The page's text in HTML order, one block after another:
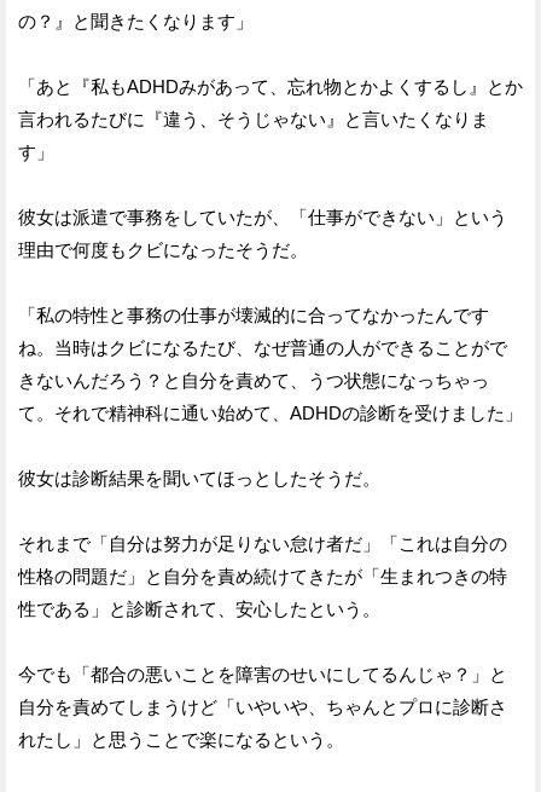
の？』と聞きたくなります」
「あと『私もADHDみがあって、忘れ物とかよくするし』とか
言われるたびに『違う、そうじゃない』と言いたくなりま
す」
彼女は派遣で事務をしていたが、「仕事ができない」という
理由で何度もクビになったそうだ。
「私の特性と事務の仕事が壊滅的に合ってなかったんです
ね。当時はクビになるたび、なぜ普通の人ができることがで
きないんだろう？と自分を責めて、うつ状態になっちゃっ
て。それで精神科に通い始めて、ADHDの診断を受けました」
彼女は診断結果を聞いてほっとしたそうだ。
それまで「自分は努力が足りない怠け者だ」「これは自分の
性格の問題だ」と自分を責め続けてきたが「生まれつきの特
性である」と診断されて、安心したという。
今でも「都合の悪いことを障害のせいにしてるんじゃ？」と
自分を責めてしまうけど「いやいや、ちゃんとプロに診断さ
れたし」と思うことで楽になるという。